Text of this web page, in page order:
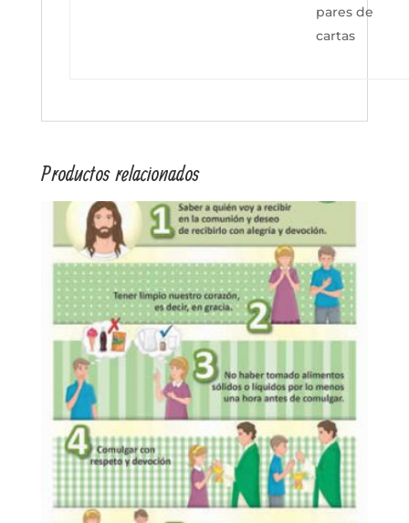
pares de
cartas
Productos relacionados